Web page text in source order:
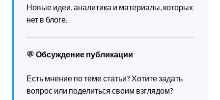
Новые идеи, аналитика и материалы, которых
нет в блоге.
💬 Обсуждение публикации
Есть мнение по теме статьи? Хотите задать
вопрос или поделиться своим взглядом?